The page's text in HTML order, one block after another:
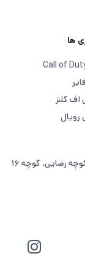
با حال و هوای
دنیای
ها
Call of
کلنز
تهران، بلوار فردوس غرب، سازمان برنامه جنوبی، کوچه رضایی، کوچه ۱۶